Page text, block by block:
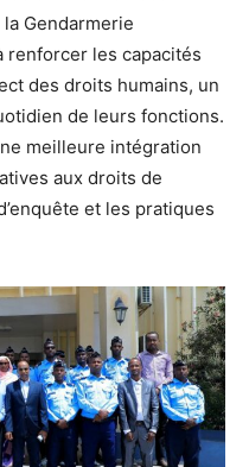
Gendarmerie
renforcer les capacités
des droits humains, un
de leurs fonctions.
meilleure intégration
aux droits de
et les pratiques